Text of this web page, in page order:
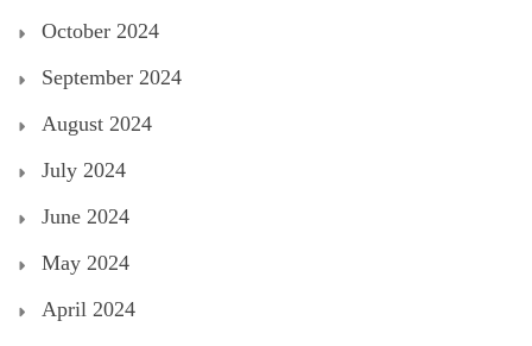
October 2024
September 2024
August 2024
July 2024
June 2024
May 2024
April 2024